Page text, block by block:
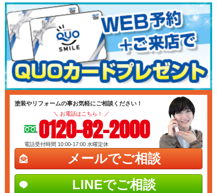
塗装やリフォームの事お気軽にご相談ください！
＼ お電話はこちら！ ／
0120-82-2000
電話受付時間 10:00-17:00 水曜定休
メールでご相談
LINEでご相談